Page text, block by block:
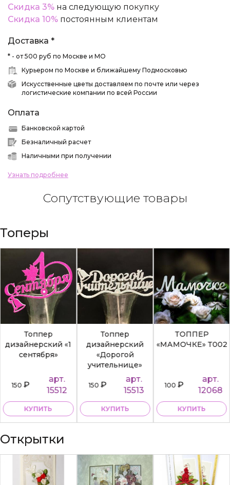
Скидка 3% на следующую покупку
Скидка 10% постоянным клиентам
Доставка *
* - от 500 руб по Москве и МО
Курьером по Москве и ближайшему Подмосковью
Искусственные цветы доставляем по почте или через
логистические компании по всей России
Оплата
Банковской картой
Безналичный расчет
Наличными при получении
Узнать подробнее
Сопутствующие товары
Топеры
Топпер
дизайнерский «1
сентября»
150₽
арт.
15512
КУПИТЬ
Топпер
дизайнерский
«Дорогой
учительнице»
150₽
арт.
15513
КУПИТЬ
ТОППЕР
«МАМОЧКЕ» Т002
100₽
арт.
12068
КУПИТЬ
Открытки